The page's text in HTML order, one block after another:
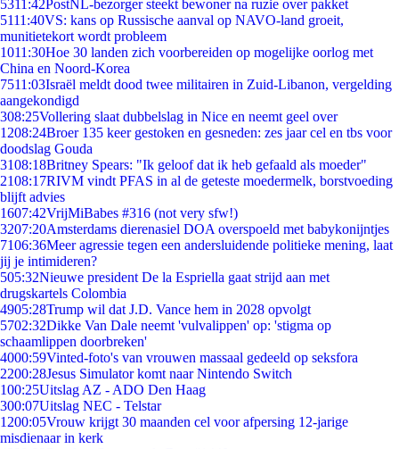
5311:42PostNL-bezorger steekt bewoner na ruzie over pakket
5111:40VS: kans op Russische aanval op NAVO-land groeit,
munitietekort wordt probleem
1011:30Hoe 30 landen zich voorbereiden op mogelijke oorlog met
China en Noord-Korea
7511:03Israël meldt dood twee militairen in Zuid-Libanon, vergelding
aangekondigd
308:25Vollering slaat dubbelslag in Nice en neemt geel over
1208:24Broer 135 keer gestoken en gesneden: zes jaar cel en tbs voor
doodslag Gouda
3108:18Britney Spears: "Ik geloof dat ik heb gefaald als moeder"
2108:17RIVM vindt PFAS in al de geteste moedermelk, borstvoeding
blijft advies
1607:42VrijMiBabes #316 (not very sfw!)
3207:20Amsterdams dierenasiel DOA overspoeld met babykonijntjes
7106:36Meer agressie tegen een andersluidende politieke mening, laat
jij je intimideren?
505:32Nieuwe president De la Espriella gaat strijd aan met
drugskartels Colombia
4905:28Trump wil dat J.D. Vance hem in 2028 opvolgt
5702:32Dikke Van Dale neemt 'vulvalippen' op: 'stigma op
schaamlippen doorbreken'
4000:59Vinted-foto's van vrouwen massaal gedeeld op seksfora
2200:28Jesus Simulator komt naar Nintendo Switch
100:25Uitslag AZ - ADO Den Haag
300:07Uitslag NEC - Telstar
1200:05Vrouw krijgt 30 maanden cel voor afpersing 12-jarige
misdienaar in kerk